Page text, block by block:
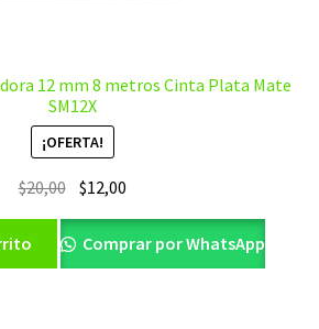
12 mm 8 metros Cinta Plata Mate
SM12X
¡OFERTA!
$20,00 El
precio
original
era:
$12,00
precio
actual
es:
Comprar por WhatsApp